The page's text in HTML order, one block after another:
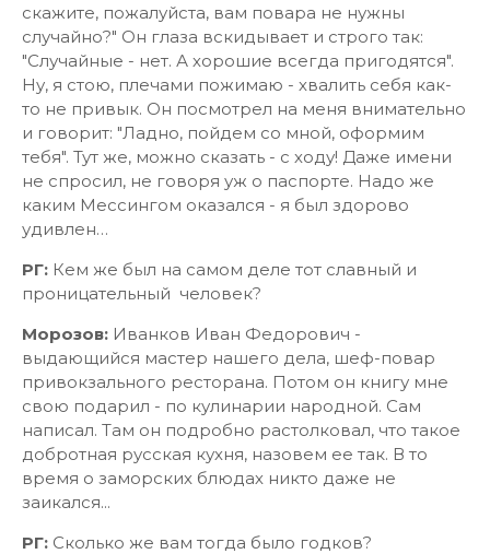
скажите, пожалуйста, вам повара не нужны
случайно?" Он глаза вскидывает и строго так:
"Случайные - нет. А хорошие всегда пригодятся".
Ну, я стою, плечами пожимаю - хвалить себя как-
то не привык. Он посмотрел на меня внимательно
и говорит: "Ладно, пойдем со мной, оформим
тебя". Тут же, можно сказать - с ходу! Даже имени
не спросил, не говоря уж о паспорте. Надо же
каким Мессингом оказался - я был здорово
удивлен…
РГ: Кем же был на самом деле тот славный и
проницательный человек?
Морозов: Иванков Иван Федорович -
выдающийся мастер нашего дела, шеф-повар
привокзального ресторана. Потом он книгу мне
свою подарил - по кулинарии народной. Сам
написал. Там он подробно растолковал, что такое
добротная русская кухня, назовем ее так. В то
время о заморских блюдах никто даже не
заикался...
РГ: Сколько же вам тогда было годков?